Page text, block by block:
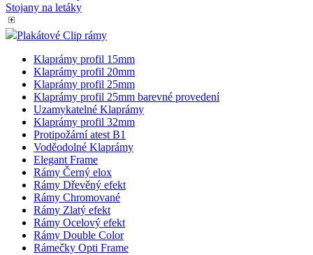
Stojany na letáky
Plakátové Clip rámy
Klaprámy profil 15mm
Klaprámy profil 20mm
Klaprámy profil 25mm
Klaprámy profil 25mm barevné provedení
Uzamykatelné Klaprámy
Klaprámy profil 32mm
Protipožární atest B1
Voděodolné Klaprámy
Elegant Frame
Rámy Černý elox
Rámy Dřevěný efekt
Rámy Chromované
Rámy Zlatý efekt
Rámy Ocelový efekt
Rámy Double Color
Rámečky Opti Frame